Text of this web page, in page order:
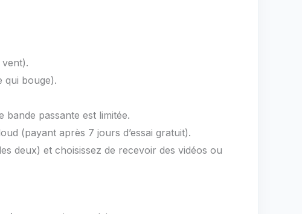
qui bouge).
passante est limitée.
(payant après 7 jours d’essai gratuit).
deux) et choisissez de recevoir des vidéos ou